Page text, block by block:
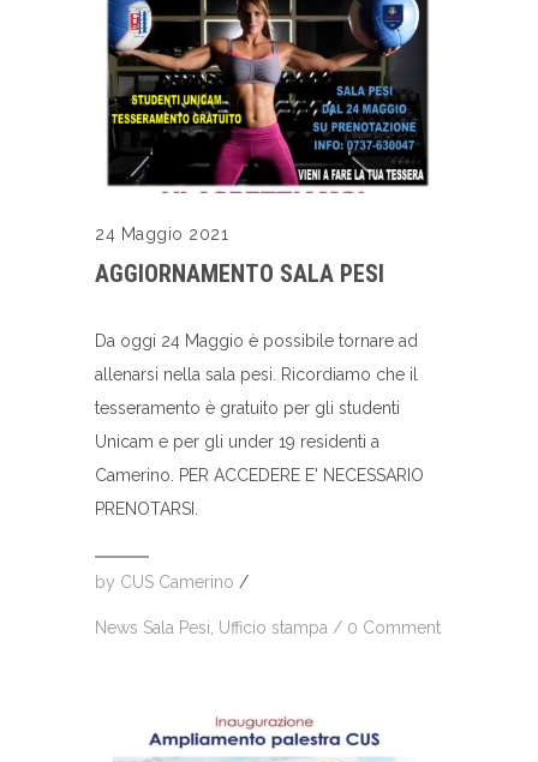
24 Maggio 2021
AGGIORNAMENTO SALA PESI
Da oggi 24 Maggio è possibile tornare ad
allenarsi nella sala pesi. Ricordiamo che il
tesseramento è gratuito per gli studenti
Unicam e per gli under 19 residenti a
Camerino. PER ACCEDERE E' NECESSARIO
PRENOTARSI.
by CUS Camerino /
News Sala Pesi, Ufficio stampa / 0 Comment